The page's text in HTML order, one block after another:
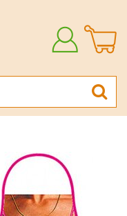
Přihlásit